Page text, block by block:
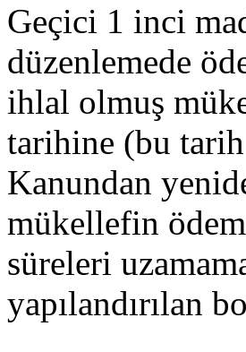
Geçici 1 inci
düzenlemede
ihlal olmuş
tarihine (bu
Kanundan
mükellefin
süreleri
yapılandırılan